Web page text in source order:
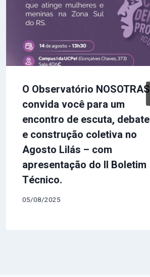
O Observatório NOSOTRAS
convida você para um
encontro de escuta, debate
e construção coletiva no
Agosto Lilás – com
apresentação do II Boletim
Técnico.
05/08/2025